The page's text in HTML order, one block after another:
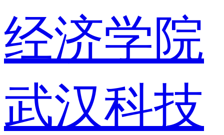
经济学院
武汉科技